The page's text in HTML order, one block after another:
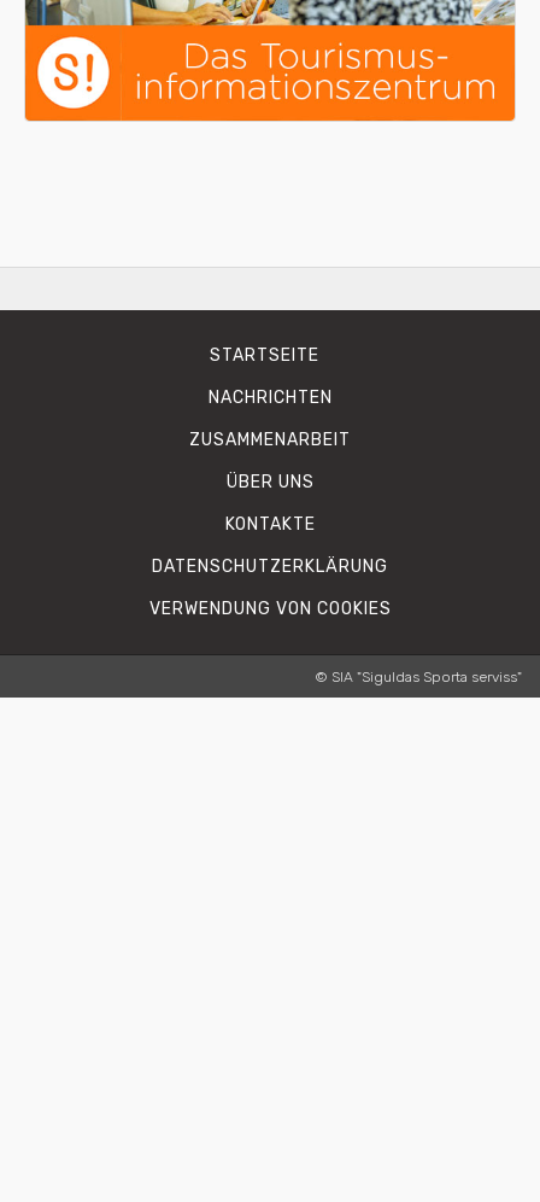
STARTSEITE
NACHRICHTEN
ZUSAMMENARBEIT
ÜBER UNS
KONTAKTE
DATENSCHUTZERKLÄRUNG
VERWENDUNG VON COOKIES
© SIA "Siguldas Sporta serviss"